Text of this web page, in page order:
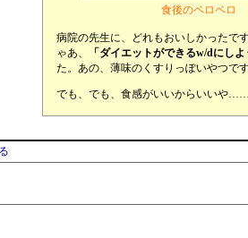
食後のペロペロ
病院の先生に、どれもおいしかったで
ゃあ、
「ダイエットができるw/dにし
た。あの、薄味のくすりっぽいやつで
でも、でも、食感がいいからいいや